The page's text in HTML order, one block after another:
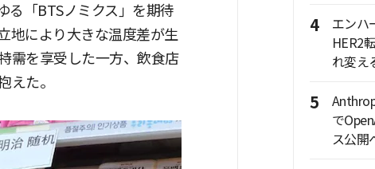
る「BTSノミクス」を期待
地により大きな温度差が生
需を享受した一方、飲食店
えた。
4
エンハ
HER2
れ変え
5
で
ス公開